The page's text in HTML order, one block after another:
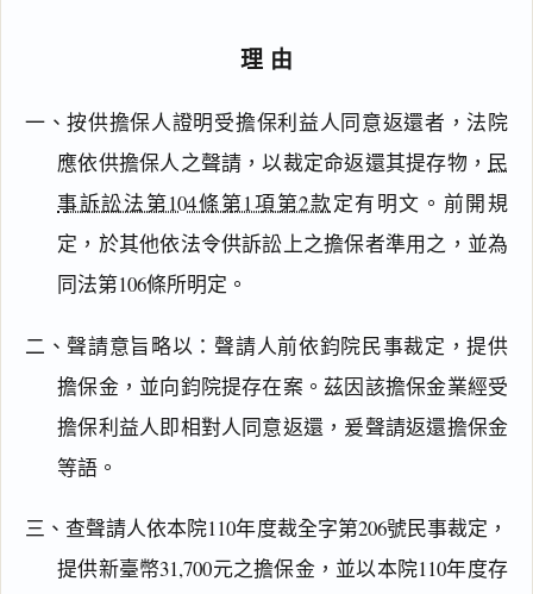
理由
一、按供擔保人證明受擔保利益人同意返還者，法院
應依供擔保人之聲請，以裁定命返還其提存物， 民
事訴訟法第104條第1項第2款定有明文。前開規
定，於其他依法令供訴訟上之擔保者準用之，並為
同法第106條所明定。
二、聲請意旨略以：聲請人前依鈞院民事裁定，提供
擔保金，並向鈞院提存在案。茲因該擔保金業經受
擔保利益人即相對人同意返還，爰聲請返還擔保金
等語。
三、查聲請人依本院110年度裁全字第206號民事裁定，
提供新臺幣31,700元之擔保金，並以本院110年度存
閱讀 研究